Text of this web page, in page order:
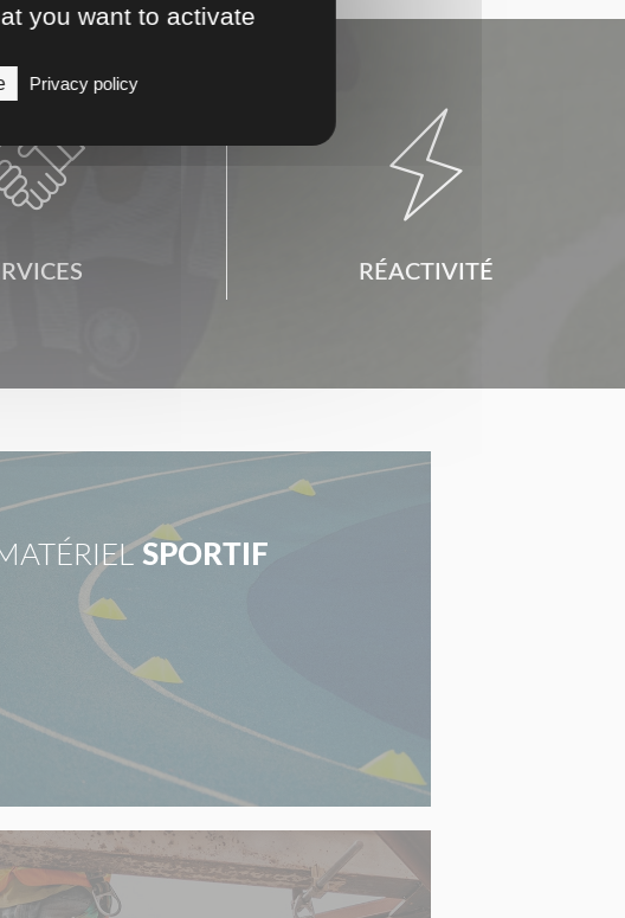

RÉACTIVITÉ
SPORTIF
you want to activate
Privacy policy